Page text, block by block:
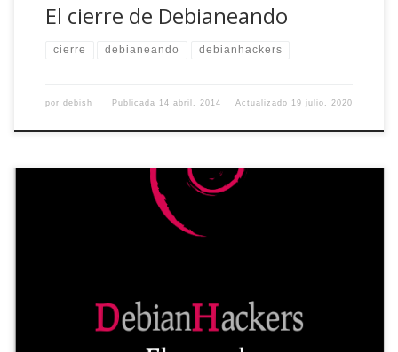
El cierre de Debianeando
cierre debianeando debianhackers
por debish Publicada 14 abril, 2014 Actualizado 19 julio, 2020
listo. Y creedme que no ha sido por falta de ganas, pero
hay veces en que la espera merece la […]